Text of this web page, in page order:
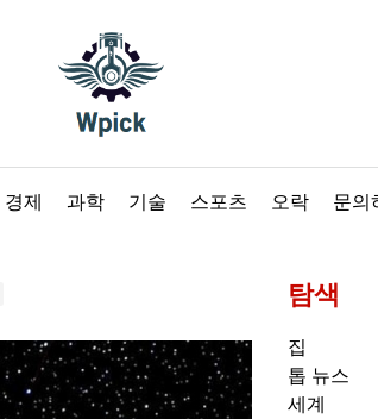
경제 과학 기술 스포츠 오락 문의
탐색
집
톱 뉴스
세계